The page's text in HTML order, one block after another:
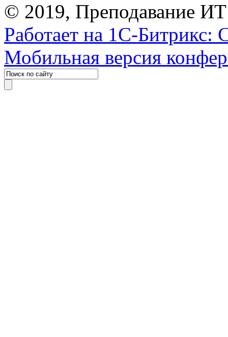
© 2019, Преподавание
Работает на 1С-Битрикс:
Мобильная версия